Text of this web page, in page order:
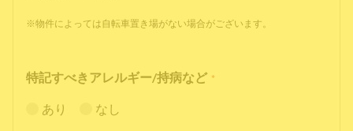
※物件によっては自転車置き場がない場合がございます。
特記すべきアレルギー/持病など *
あり なし